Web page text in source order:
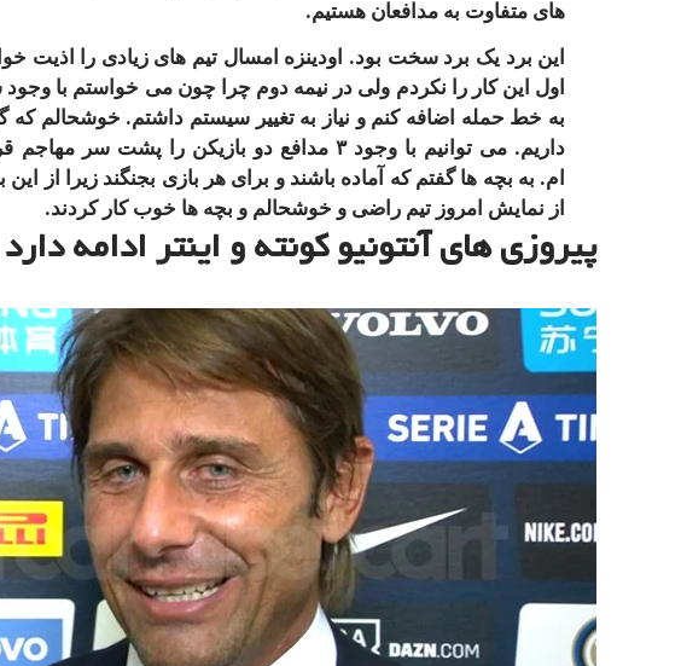
های متفاوت به مدافعان هستیم.
این برد یک برد سخت بود. اودینزه امسال تیم های زیادی را اذیت
اول این کار را نکردم ولی در نیمه دوم چرا چون می خواستم با
داریم. می توانیم با وجود ۳ مدافع دو بازیکن را
ام. به بچه ها گفتم که آماده باشند و برای هر بازی بجنگند زیرا از
از نمایش امروز تیم راضی و خوشحالم و بچه ها خوب کار کردند.
پیروزی های آنتونیو کونته و اینتر ادامه دارد